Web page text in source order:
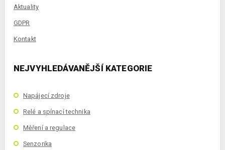
Aktuality
GDPR
Kontakt
NEJVYHLEDÁVANĚJŠÍ KATEGORIE
Napájecí zdroje
Relé a spínací technika
Měření a regulace
Senzorika